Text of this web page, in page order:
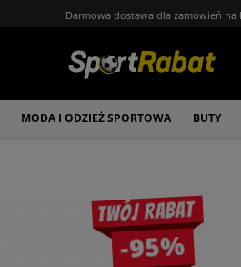
Darmowa dostawa dla zamówień na
MODA I ODZIEŻ SPORTOWA BUTY
Twój rabat
-95%